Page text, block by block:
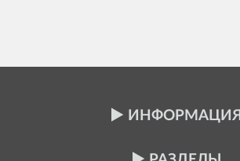
ИНФОРМАЦИЯ